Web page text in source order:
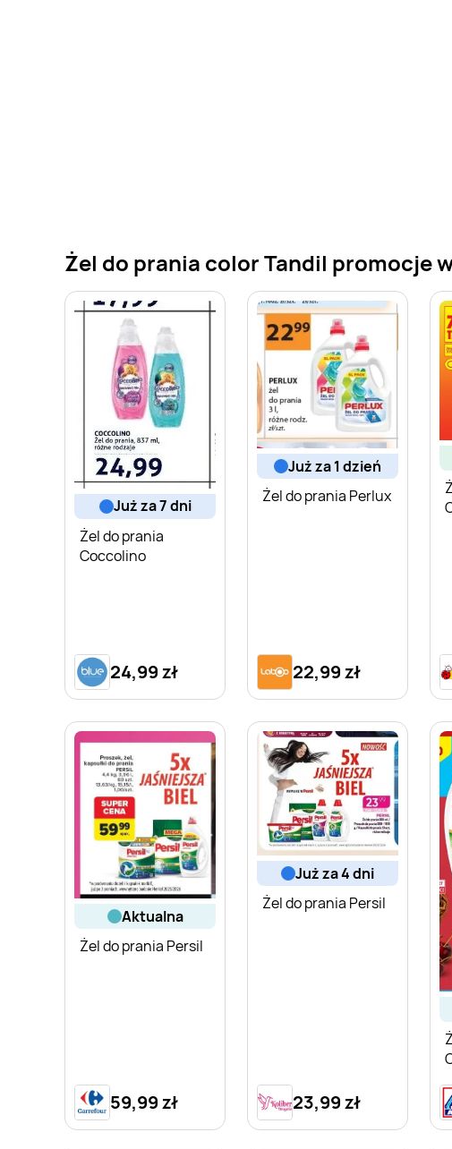
Żel do prania color Tandil promocje
już za 7 dni
Żel do prania
Coccolino
24,99 zł
już za 1 dzień
Żel do prania Perlux
22,99 zł
aktualna
Żel do prania Persil
59,99 zł
już za 4 dni
Żel do prania Persil
23,99 zł